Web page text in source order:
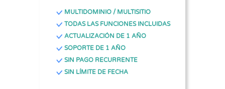
MULTIDOMINIO / MULTISITIO
TODAS LAS FUNCIONES INCLUIDAS
ACTUALIZACIÓN DE 1 AÑO
SOPORTE DE 1 AÑO
SIN PAGO RECURRENTE
SIN LÍMITE DE FECHA